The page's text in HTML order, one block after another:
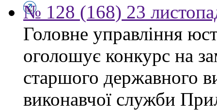
№ 128 (168) 23
Головне управління
оголошує конкурс на
старшого державного
виконавчої служби